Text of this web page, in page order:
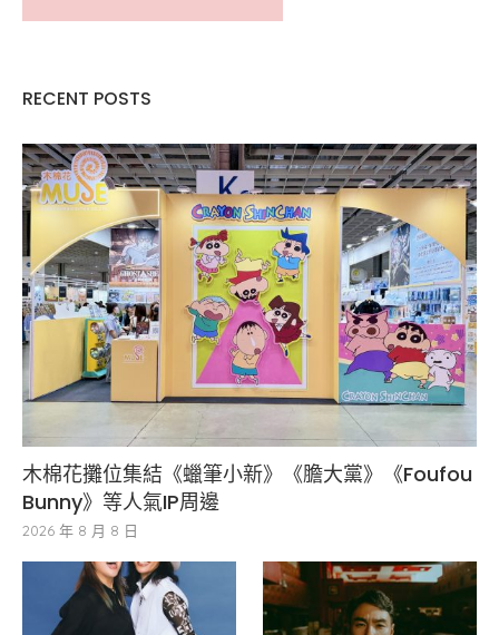
RECENT POSTS
木棉花攤位集結《蠟筆小新》《膽大黨》《Foufou
Bunny》等人氣IP周邊
2026 年 8 月 8 日